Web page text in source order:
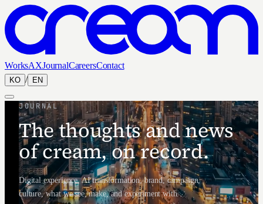
WorksAXJournalCareersContact
KO / EN
JOURNAL
The thoughts and news
of cream, on record.
Digital experience, AI transformation, brand, campaign,
culture, what we see, make, and experiment with.